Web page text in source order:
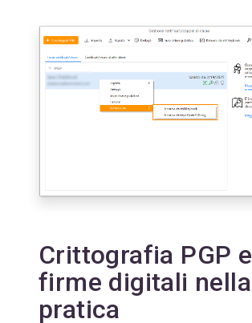
Crittografia PGP e
firme digitali nella
pratica